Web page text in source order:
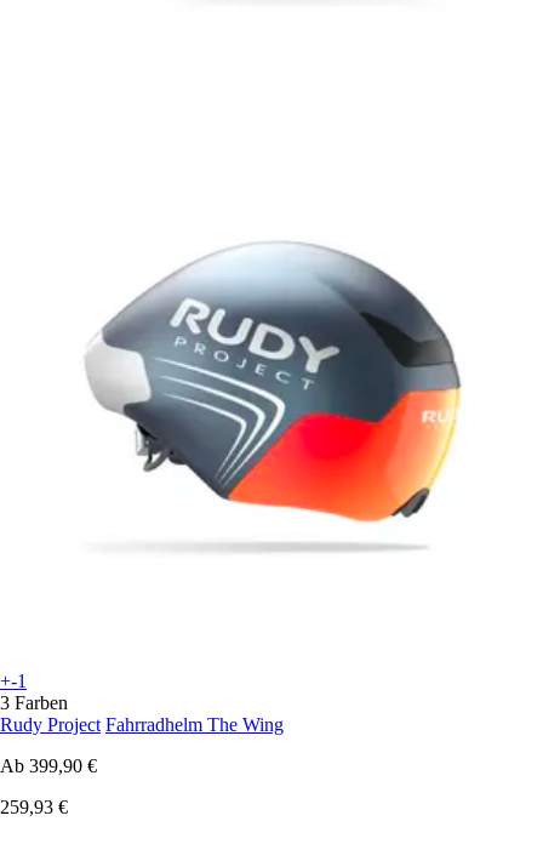
+-1
3 Farben
Rudy Project Fahrradhelm The Wing
Ab 399,90 €
259,93 €